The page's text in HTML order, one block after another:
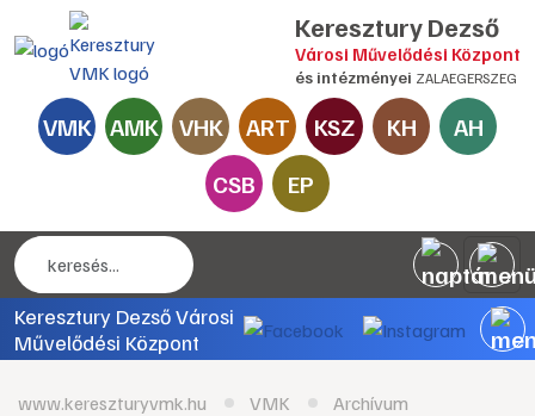
Keresztury Dezső
Városi Művelődési Központ
és intézményei ZALAEGERSZEG
VMK AMK VHK ART KSZ KH
AH
CSB
EP
Keresztury Dezső Városi
Művelődési Központ
www.kereszturyvmk.hu VMK Archívum